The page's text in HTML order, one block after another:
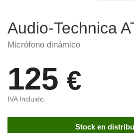
Audio-Technica
Micrófono dinámico
125 €
IVA Incluido.
Stock en